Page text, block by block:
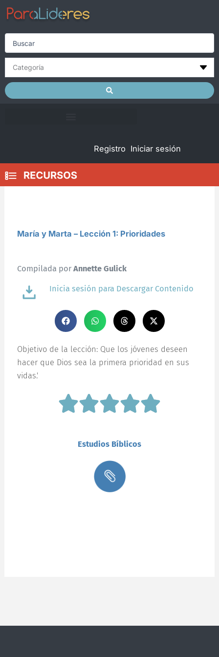
Skip
content
Search
Registro Iniciar sesión
María y Marta – Lección 1: Prioridades
Compilada porAnnette Gulick
Inicia sesión para Descargar Contenido
Objetivo de la lección: Que los jóvenes deseen
hacer que Dios sea la primera prioridad en sus
vidas.'
Estudios Bíblicos